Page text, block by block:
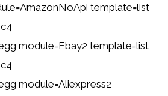
template=list
module=Ebay2 template=list
module=Aliexpress2